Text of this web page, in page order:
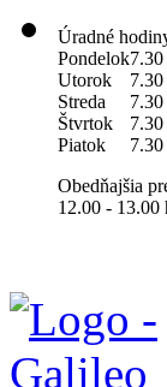
Úradné
Pondelok
Utorok
Streda
Štvrtok
Piatok
Obedňajšia
12.00 - 13.00